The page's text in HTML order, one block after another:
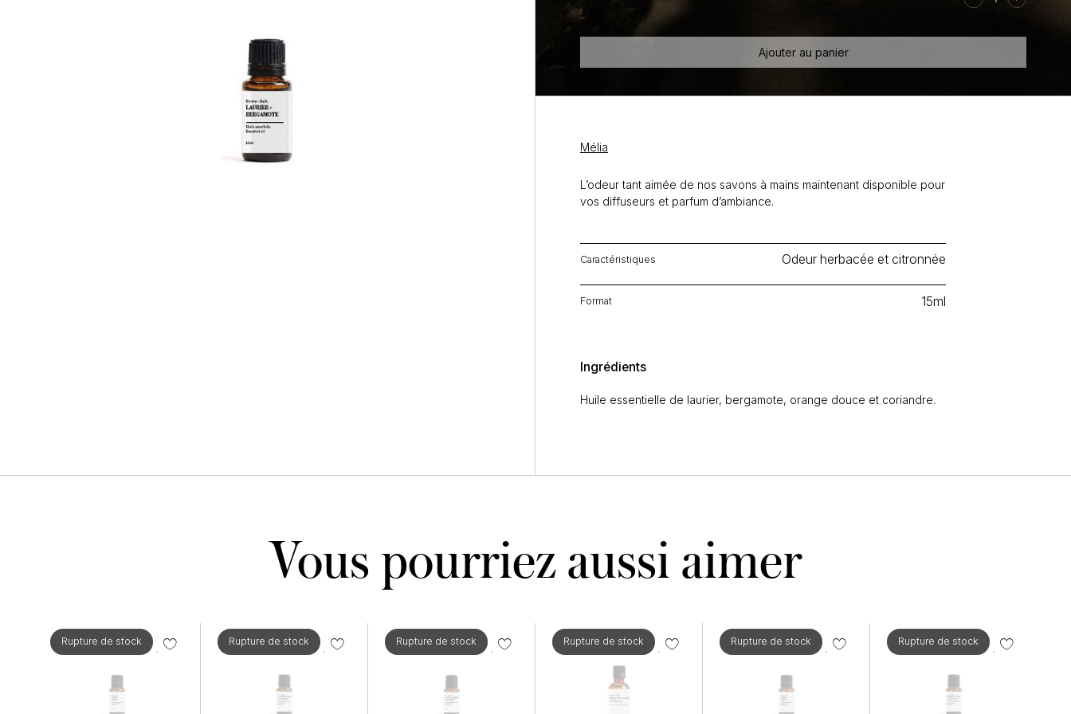
Huile
Mélange
Ajouter au panier
Mélia
L’odeur tant aimée de nos savons à mains maintenant disponible pour
vos diffuseurs et parfum d’ambiance.
Caractéristiques Odeur herbacée et citronnée
Format 15ml
Ingrédients
Huile essentielle de laurier, bergamote, orange douce et coriandre.
Vous pourriez aussi aimer
Rupture de stock Rupture de stock Rupture de stock Rupture de stock Rupture de stock Rupture de stock